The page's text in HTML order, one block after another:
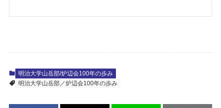
明治大学山岳部/炉辺会100年の歩み
明治大学山岳部／炉辺会100年の歩み